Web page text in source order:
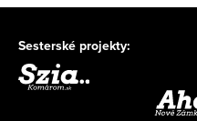
Sesterské projekty: